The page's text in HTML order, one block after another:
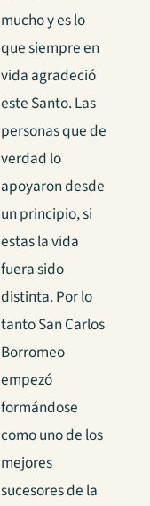
mucho y es lo
que siempre en
vida agradeció
este Santo. Las
personas que de
verdad lo
apoyaron desde
un principio, si
estas la vida
fuera sido
distinta. Por lo
tanto San Carlos
Borromeo
empezó
formándose
como uno de los
mejores
sucesores de la